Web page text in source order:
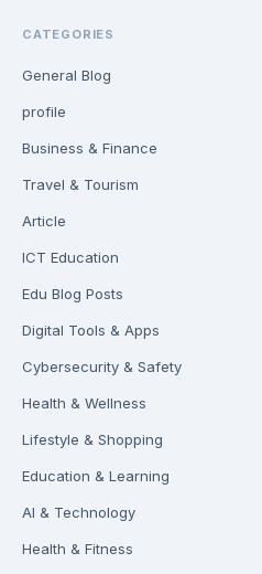
CATEGORIES
General Blog
profile
Business & Finance
Travel & Tourism
Article
ICT Education
Edu Blog Posts
Digital Tools & Apps
Cybersecurity & Safety
Health & Wellness
Lifestyle & Shopping
Education & Learning
AI & Technology
Health & Fitness